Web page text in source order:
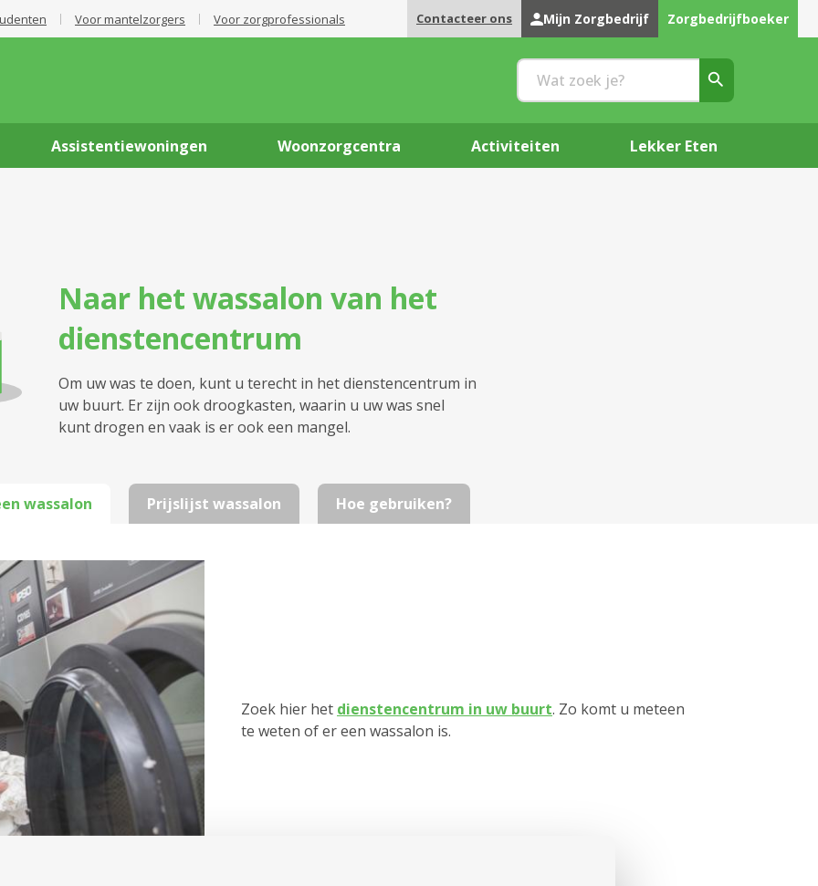
Voor mantelzorgers Voor zorgprofessionals Contacteer ons Mijn Zorgbedrijf Zorgbedrijfboeker
Assistentiewoningen Woonzorgcentra Activiteiten Lekker Eten
Naar het wassalon van het
dienstencentrum
Om uw was te doen, kunt u terecht in het dienstencentrum in
uw buurt. Er zijn ook droogkasten, waarin u uw was snel
kunt drogen en vaak is er ook een mangel.
wassalon
Zoek hier het dienstencentrum in uw buurt. Zo komt u meteen
te weten of er een wassalon is.
Prijslijst wassalon Hoe gebruiken?